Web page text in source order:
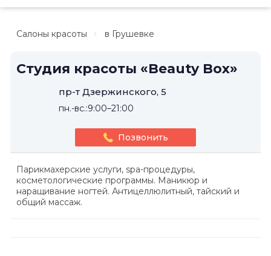
Салоны красоты в Грушевке
Студия красоты «Beauty Box»
пр-т Дзержинского, 5
пн.-вс.:9:00–21:00
Позвонить
Парикмахерские услуги, spa-процедуры,
косметологические программы. Маникюр и
наращивание ногтей. Антицеллюлитный, тайский и
общий массаж.